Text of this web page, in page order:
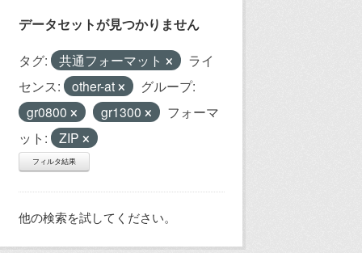
データセットが見つかりません
タグ: 共通フォーマット
ライ
センス:
other-at
グループ:
gr0800
gr1300
フォーマ
ット:
ZIP
フィルタ結果
他の検索を試してください。